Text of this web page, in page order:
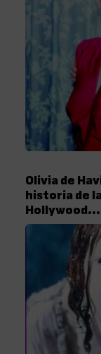
Olivia de
historia de
Hollywood…